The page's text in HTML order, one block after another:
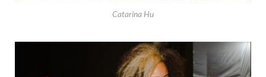
Catarina Hu